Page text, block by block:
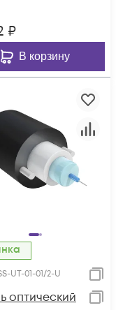
₽
В корзину
UT-01-01/2-U
оптический